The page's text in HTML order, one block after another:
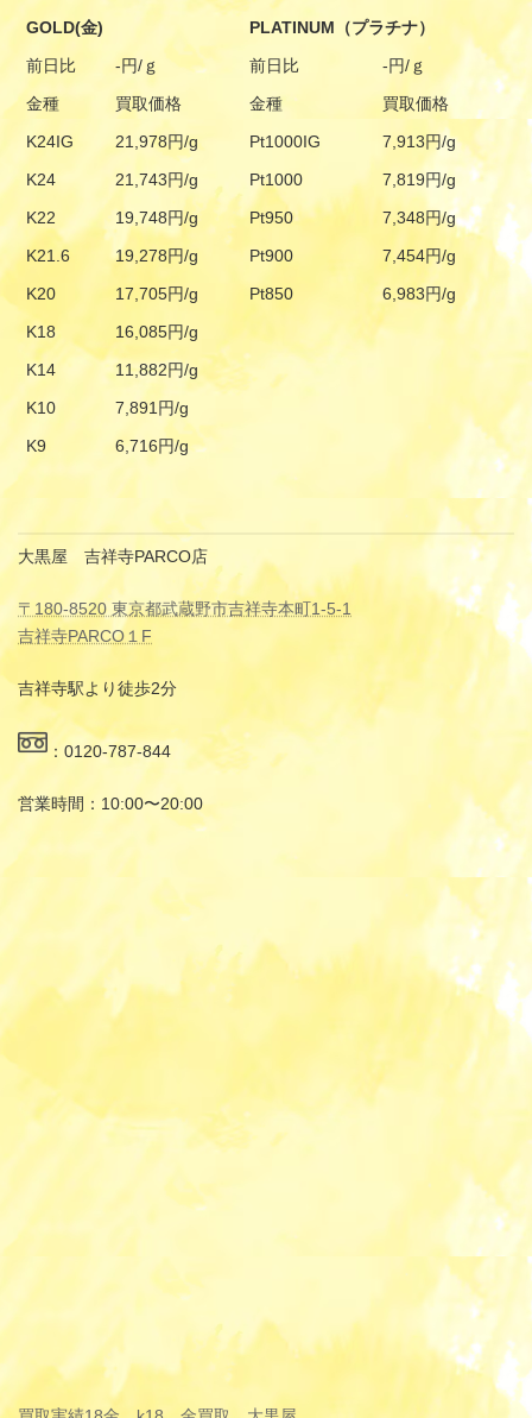
GOLD(金)
PLATINUM（プラチナ）
前日比
-円/ｇ 前日比
-円/ｇ
金種
買取価格 金種
買取価格
K24IG
21,978円/g Pt1000IG
7,913円/g
K24
21,743円/g Pt1000
7,819円/g
K22
19,748円/g Pt950
7,348円/g
K21.6
19,278円/g Pt900
7,454円/g
K20
17,705円/g Pt850
6,983円/g
K18
16,085円/g
K14
11,882円/g
K10
7,891円/g
K9
6,716円/g
大黒屋 吉祥寺PARCO店
〒180-8520 東京都武蔵野市吉祥寺本町1-5-1
吉祥寺PARCO１F
吉祥寺駅より徒歩2分
：0120-787-844
営業時間：10:00〜20:00